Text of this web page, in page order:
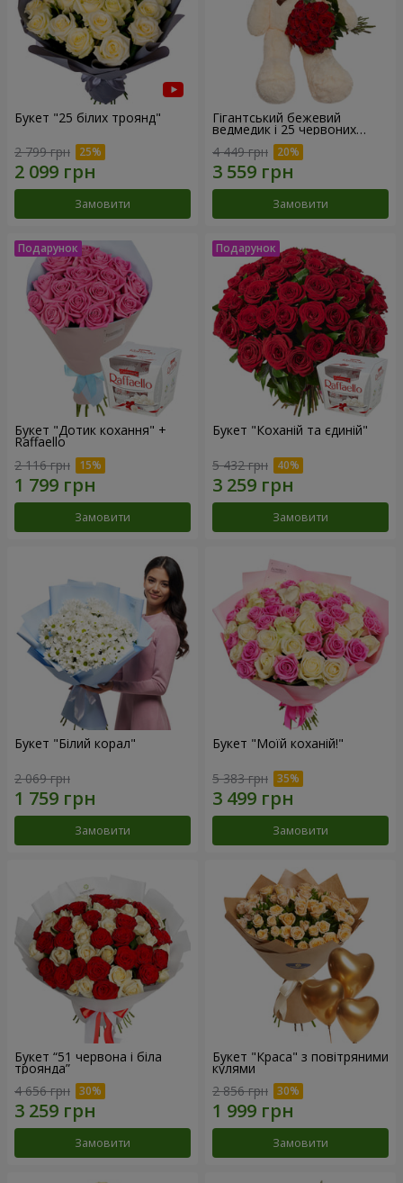
Букет "25 білих троянд"
2 799 грн
Замовити
Гігантський бежевий
ведмедик і 25 червоних
троянд
4 449 грн
Замовити
Букет "Дотик кохання" +
Raffaello
2 116 грн
Замовити
Букет "Коханій та єдиній"
5 432 грн
Замовити
Букет "Білий корал"
2 069 грн
Замовити
Букет "Моїй коханій!"
5 383 грн
Замовити
Букет “51 червона і біла
троянда”
4 656 грн
Замовити
Букет "Краса" з повітряними
кулями
2 856 грн
Замовити